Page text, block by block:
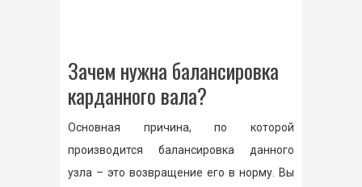
Зачем нужна балансировка
карданного вала?
Основная причина, по которой
производится балансировка данного
узла – это возвращение его в норму. Вы